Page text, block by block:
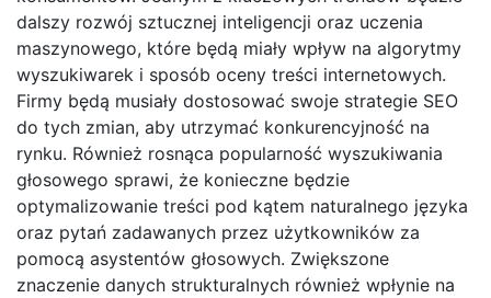
dalszy rozwój sztucznej inteligencji oraz uczenia
maszynowego, które będą miały wpływ na algorytmy
wyszukiwarek i sposób oceny treści internetowych.
Firmy będą musiały dostosować swoje strategie SEO
do tych zmian, aby utrzymać konkurencyjność na
rynku. Również rosnąca popularność wyszukiwania
głosowego sprawi, że konieczne będzie
optymalizowanie treści pod kątem naturalnego języka
oraz pytań zadawanych przez użytkowników za
pomocą asystentów głosowych. Zwiększone
znaczenie danych strukturalnych również wpłynie na